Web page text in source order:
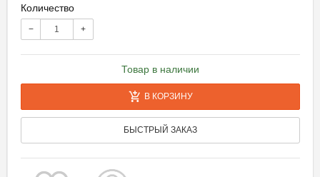
Количество
− +
Товар в наличии
В КОРЗИНУ
БЫСТРЫЙ ЗАКАЗ